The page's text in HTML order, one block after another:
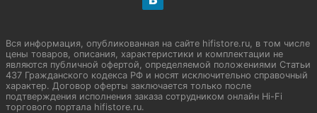
Вся информация, опубликованная на сайте hifistore.ru, в том числе
цены товаров, описания, характеристики и комплектации не
являются публичной офертой, определяемой положениями Статьи
437 Гражданского кодекса РФ и носят исключительно справочный
характер. Договор оферты заключается только после
подтверждения исполнения заказа сотрудником онлайн Hi-Fi
торгового портала hifistore.ru.